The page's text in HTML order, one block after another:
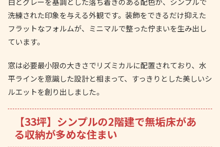
洗練された印象を与える外観です。装飾をできるだけ抑えた
フラットなフォルムが、ミニマルで整った佇まいを生み出し
ています。
窓は必要最小限の大きさでリズミカルに配置されており、水
平ラインを意識した設計と相まって、すっきりとした美しいシ
ルエットを創り出しました。
【33坪】シンプルの2階建で無垢床があ
る収納が多めな住まい